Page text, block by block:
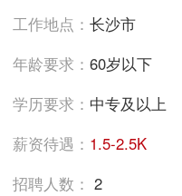
工作地点：长沙市
年龄要求：60岁以下
学历要求： 中专及以上
薪资待遇： 1.5-2.5K
招聘人数：2